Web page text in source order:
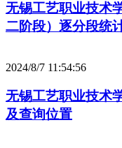
无锡工艺职业技术
二阶段）逐分段统
2024/8/7 11:54:56
无锡工艺职业技术
及查询位置